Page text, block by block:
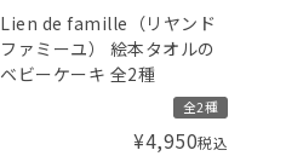
Lien de famille（リヤンド
ファミーユ） 絵本タオルの
ベビーケーキ 全2種
全2種
¥4,950税込